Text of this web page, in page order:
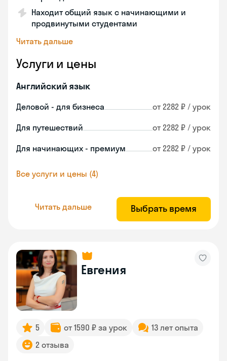
Находит общий язык с начинающими и
продвинутыми студентами
Читать дальше
Услуги и цены
Английский язык
Деловой - для бизнеса от 2282 ₽ / урок
Для путешествий от 2282 ₽ / урок
Для начинающих - премиум от 2282 ₽ / урок
Все услуги и цены (4)
Читать дальше Выбрать время
Евгения
5 от 1590 ₽ за урок
13 лет опыта
2 отзыва